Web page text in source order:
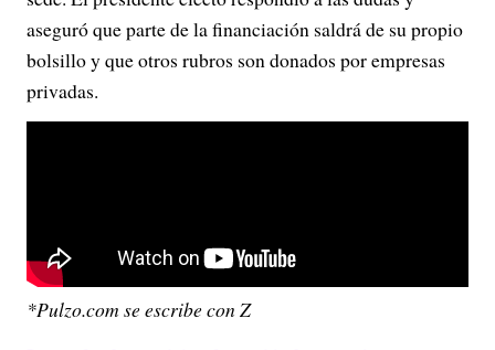
aseguró que parte de la financiación saldrá de su propio
bolsillo y que otros rubros son donados por empresas
privadas.
*Pulzo.com se escribe con Z